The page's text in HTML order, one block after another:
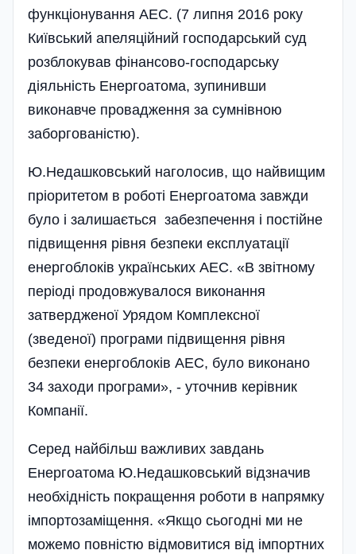
функціонування АЕС. (7 липня 2016 року
Київський апеляційний господарський суд
розблокував фінансово-господарську
діяльність Енергоатома, зупинивши
виконавче провадження за сумнівною
заборгованістю).
Ю.Недашковський наголосив, що найвищим
пріоритетом в роботі Енергоатома завжди
було і залишається забезпечення і постійне
підвищення рівня безпеки експлуатації
енергоблоків українських АЕС. «В звітному
періоді продовжувалося виконання
затвердженої Урядом Комплексної
(зведеної) програми підвищення рівня
безпеки енергоблоків АЕС, було виконано
34 заходи програми», - уточнив керівник
Компанії.
Серед найбільш важливих завдань
Енергоатома Ю.Недашковський відзначив
необхідність покращення роботи в напрямку
імпортозаміщення. «Якщо сьогодні ми не
можемо повністю відмовитися від імпортних